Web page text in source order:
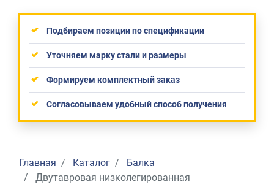
Подбираем позиции по спецификации
Уточняем марку стали и размеры
Формируем комплектный заказ
Согласовываем удобный способ получения
Главная Каталог
Балка
Двутавровая низколегированная